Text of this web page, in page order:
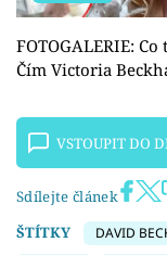
FOTOGALERIE:
Čím Victoria
VSTOUPIT DO
Sdílejte článek
ŠTÍTKY
DAVID